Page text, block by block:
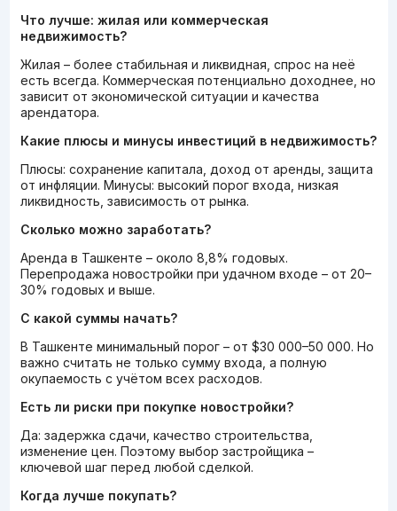
Что лучше: жилая или коммерческая
недвижимость?
Жилая – более стабильная и ликвидная, спрос на неё
есть всегда. Коммерческая потенциально доходнее, но
зависит от экономической ситуации и качества
арендатора.
Какие плюсы и минусы инвестиций в недвижимость?
Плюсы: сохранение капитала, доход от аренды, защита
от инфляции. Минусы: высокий порог входа, низкая
ликвидность, зависимость от рынка.
Сколько можно заработать?
Аренда в Ташкенте – около 8,8% годовых.
Перепродажа новостройки при удачном входе – от 20–
30% годовых и выше.
С какой суммы начать?
В Ташкенте минимальный порог – от $30 000–50 000. Но
важно считать не только сумму входа, а полную
окупаемость с учётом всех расходов.
Есть ли риски при покупке новостройки?
Да: задержка сдачи, качество строительства,
изменение цен. Поэтому выбор застройщика –
ключевой шаг перед любой сделкой.
Когда лучше покупать?